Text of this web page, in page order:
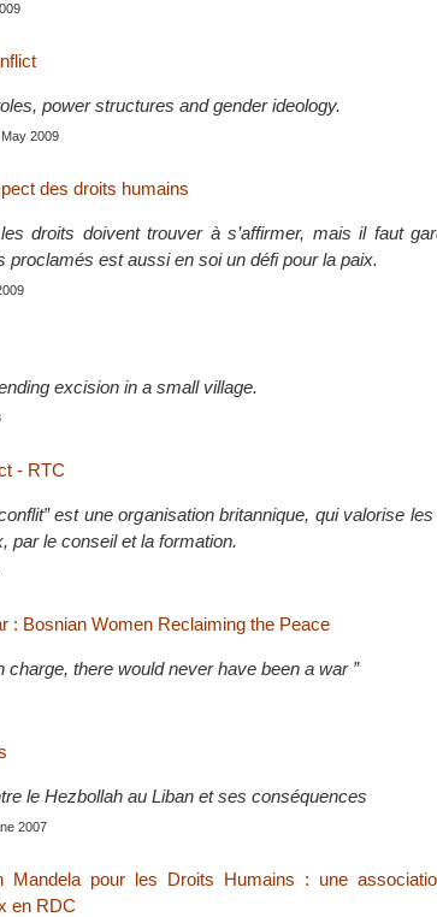
power structures and gender ideology.
May 2009
des droits humains
droits doivent trouver à s’affirmer, mais il faut
proclamés est aussi en soi un défi pour la paix.
excision in a small village.
- RTC
est une organisation britannique, qui valorise
par le conseil et la formation.
: Bosnian Women Reclaiming the Peace
charge, there would never have been a war ”
le Hezbollah au Liban et ses conséquences
2007
Mandela pour les Droits Humains : une
en RDC